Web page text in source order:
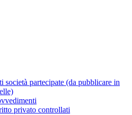
società partecipate (da pubblicare in
privato controllati